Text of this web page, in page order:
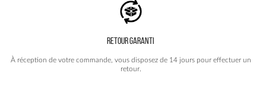
RETOUR GARANTI
À réception de votre commande, vous disposez de 14 jours pour effectuer un
retour.